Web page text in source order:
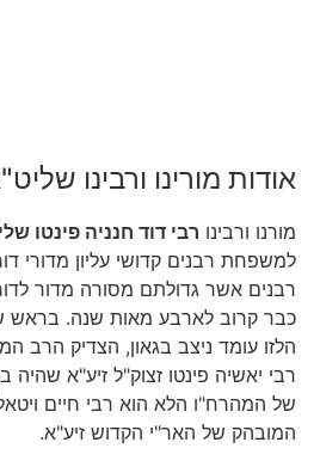
אודות מורינו ורבינו
מורנו ורבינו רבי דוד חנניה פינטו
למשפחת רבנים קדושי עליון מדורי
רבנים אשר גדולתם מסורה מדור
כבר קרוב לארבע מאות שנה. בראש
הלזו עומד ניצב בגאון, הצדיק הרב
רבי יאשיה פינטו זצוק"ל זיע"א שהיה
של המהרח"ו הלא הוא רבי חיים
המובהק של האר"י הקדוש זיע"א.